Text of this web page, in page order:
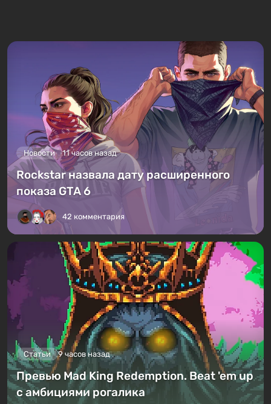
Новости 11 часов назад
Rockstar назвала дату расширенного
показа GTA 6
42 комментария
Статьи 9 часов назад
Превью Mad King Redemption. Beat 'em up
с амбициями рогалика